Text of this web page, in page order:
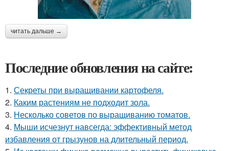
читать дальше →
Последние обновления на сайте:
1. Секреты при выращивании картофеля.
2. Каким растениям не подходит зола.
3. Несколько советов по выращиванию томатов.
4. Мыши исчезнут навсегда: эффективный метод
избавления от грызунов на длительный период.